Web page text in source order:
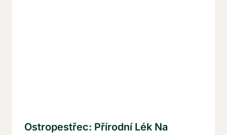
Ostropestřec: Přírodní Lék Na